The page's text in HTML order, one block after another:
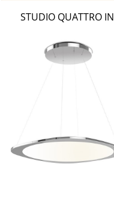
STUDIO QUATTRO IN